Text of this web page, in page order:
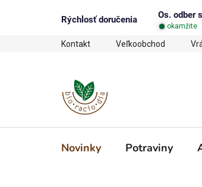
Rýchlosť doručenia Os. odber
okamžite
Kontakt Veľkoobchod
Novinky Potraviny